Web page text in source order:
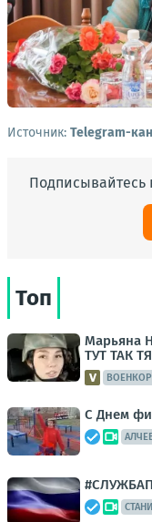
Источник: Telegram-
Подписывайтесь
Топ
Марьяна
ТУТ ТАК
С Днем